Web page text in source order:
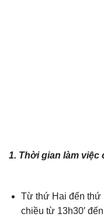
1. Thời gian làm
Từ thứ Hai đến thứ
chiều từ 13h30′ đến